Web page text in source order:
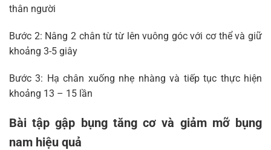
thân người
Bước 2: Nâng 2 chân từ từ lên vuông góc với cơ thể và giữ
khoảng 3-5 giây
Bước 3: Hạ chân xuống nhẹ nhàng và tiếp tục thực hiện
khoảng 13 – 15 lần
Bài tập gập bụng tăng cơ và giảm mỡ bụng
nam hiệu quả